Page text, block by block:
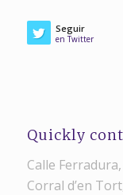
Seguir
en Twitter
Quickly
Calle Ferradura,
Corral d’en